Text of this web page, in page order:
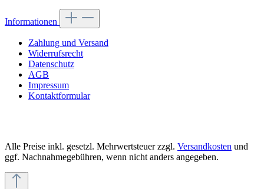
Informationen
Zahlung und Versand
Widerrufsrecht
Datenschutz
AGB
Impressum
Kontaktformular
Alle Preise inkl. gesetzl. Mehrwertsteuer zzgl. Versandkosten und
ggf. Nachnahmegebühren, wenn nicht anders angegeben.